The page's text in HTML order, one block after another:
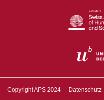
Copyright APS 2024 Datenschutz